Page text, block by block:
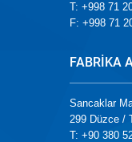
T: +998 71
F: +998 71
FABRİKA
Sancaklar
299 Düzce /
T: +90 380